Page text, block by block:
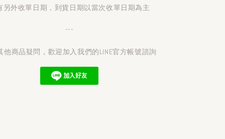
另外收單日期，到貨日期以當次收單日期為主
---
他商品疑問，歡迎加入我們的LINE官方帳號諮詢